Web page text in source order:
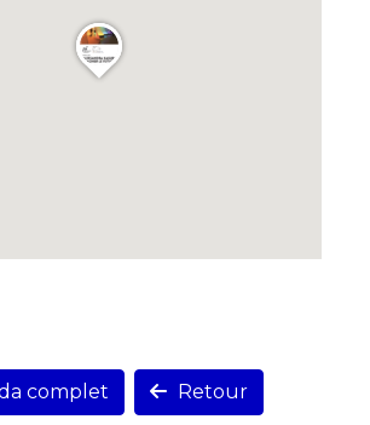
complet Retour